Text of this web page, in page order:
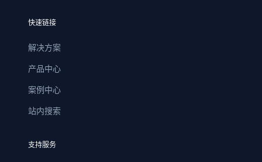
快速链接
解决方案
产品中心
案例中心
站内搜索
支持服务